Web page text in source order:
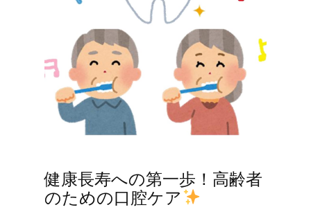
健康長寿への第一歩！高齢者
のための口腔ケア